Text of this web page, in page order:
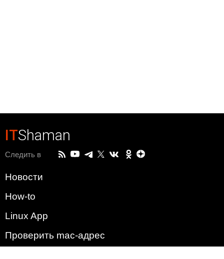
ITShaman
Следить в
Новости
How-to
Linux App
Проверить mac-адрес